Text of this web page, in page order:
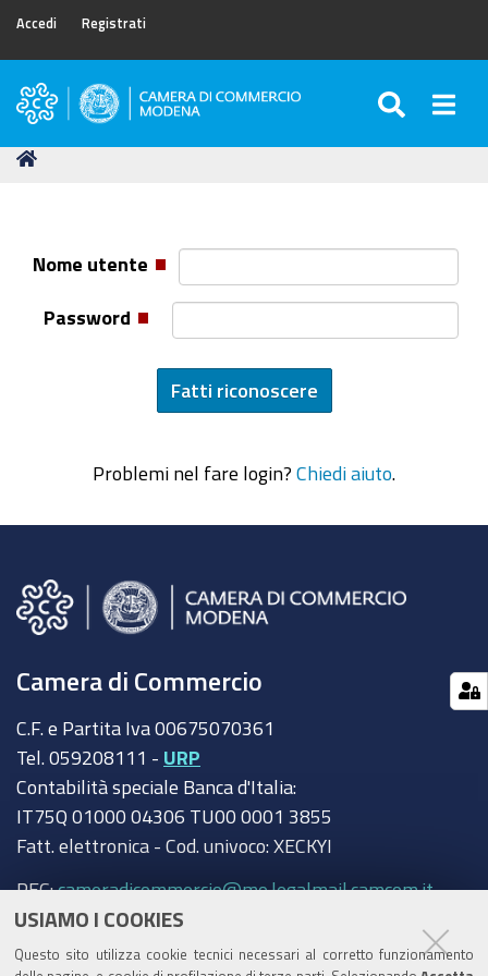
USIAMO I COOKIES
Questo sito utilizza cookie tecnici necessari al corretto funzionamento
Accedi Registrati
Camera
Commercio
Tu
Nome utente
Password
Problemi nel fare login? Chiedi aiuto
Camera di Commercio
C.F. e Partita Iva 00675070361
Tel. 059208111 - URP
Contabilità speciale Banca d'Italia:
IT75Q 01000 04306 TU00 0001 3855
Fatt. elettronica - Cod. univoco: XECKYI
PEC:cameradicommercio@mo.legalmail.camcom.it
Trasparenza